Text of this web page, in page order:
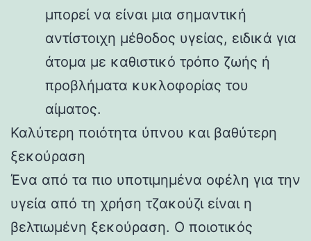
μπορεί να είναι μια σημαντική
αντίστοιχη μέθοδος υγείας, ειδικά για
άτομα με καθιστικό τρόπο ζωής ή
προβλήματα κυκλοφορίας του
αίματος.
Καλύτερη ποιότητα ύπνου και βαθύτερη
ξεκούραση
Ένα από τα πιο υποτιμημένα οφέλη για την
υγεία από τη χρήση τζακούζι είναι η
βελτιωμένη ξεκούραση. Ο ποιοτικός